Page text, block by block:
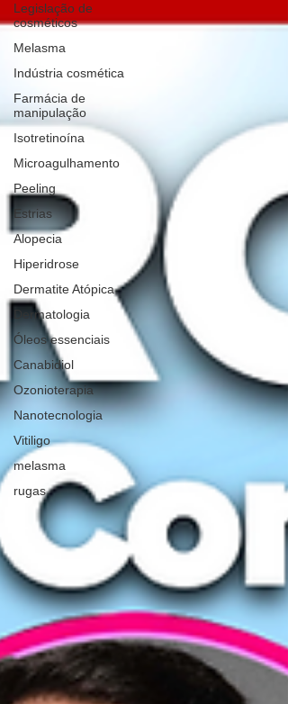
Legislação de
cosméticos
Melasma
Indústria cosmética
Farmácia de
manipulação
Isotretinoína
Microagulhamento
Peeling
Estrias
Alopecia
Hiperidrose
Dermatite Atópica
Dermatologia
Óleos essenciais
Canabidiol
Ozonioterapia
Nanotecnologia
Vitiligo
melasma
rugas